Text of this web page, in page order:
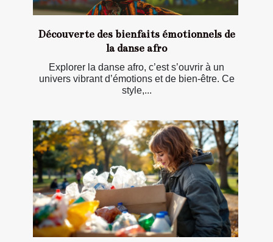
Découverte des bienfaits émotionnels de
la danse afro
Explorer la danse afro, c’est s’ouvrir à un
univers vibrant d’émotions et de bien-être. Ce
style,...